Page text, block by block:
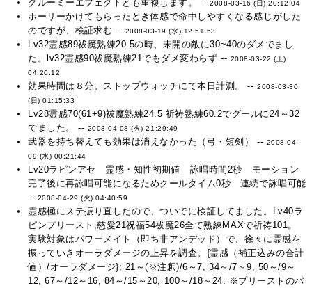
グルーミーエフェクトとも重複します。 --2008-03-16 (日) 20:12:04
ホーリーかけてもらったとき体感で命中しやすくなる感じがした
のですが、検証求む -- 2008-03-19 (水) 12:51:53
Lv32霊感89祓魔熟練20.5の時、未開の敵に30~40のダメでまし
た。lv32霊感90祓魔熟練21でもダメ変わらず -- 2008-03-22 (土)
04:20:12
効果時間は８分。ストップウォッチにて本日計測。 --2008-03-30
(日) 01:15:33
Lv28霊感70(61+9)祓魔熟練24.5 祈祷熟練60.2でグールに24～32
でました。 -- 2008-04-08 (火) 21:29:49
武器を持ち替えても効果は消えなかった（弓・短剣） -- 2008-04-
09 (水) 00:21:44
Lv20ラピンアセ 霊感・知性初期値 詠唱時間2秒 モーション
完了後に再詠唱可能になるためクールタイム0秒 連続で詠唱可能
-- 2008-04-29 (火) 04:40:59
霊感極にステ振り直したので、ついでに検証してました。Lv40ラ
ピンプリースト,慈愛21祝福54祓魔26全て熟練MAXで祈祷101。
実験対象はパワーメイト（即ち非アンデッド）で、徐々に霊感を
振っていきオーラダメージの上昇を調査。{霊感（補正込みの合計
値）/オーラダメージ}; 21～(※注釈)/6～7, 34～/7～9, 50～/9～
12, 67～/12～16, 84～/15～20, 100～/18～24. ※プリーストのパ